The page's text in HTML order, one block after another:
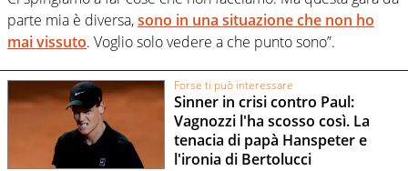
parte mia è diversa,sono in una situazione che non ho
mai vissuto. Voglio solo vedere a che punto sono”.
Forse ti può interessare
Sinner in crisi contro Paul:
Vagnozzi l'ha scosso così. La
tenacia di papà Hanspeter e
l'ironia di Bertolucci